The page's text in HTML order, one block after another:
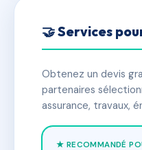
🤝 Services
Obtenez un devis
partenaires
assurance, travaux,
★ RECOMMANDÉ